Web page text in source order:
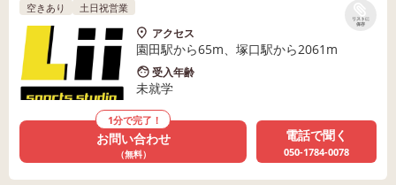
リストに
保存
空きあり 土日祝営業
アクセス
園田駅から65m、塚口駅から2061m
受入年齢
未就学
1分で完了！
お問い合わせ
（無料）
電話で聞く
050-1784-0078